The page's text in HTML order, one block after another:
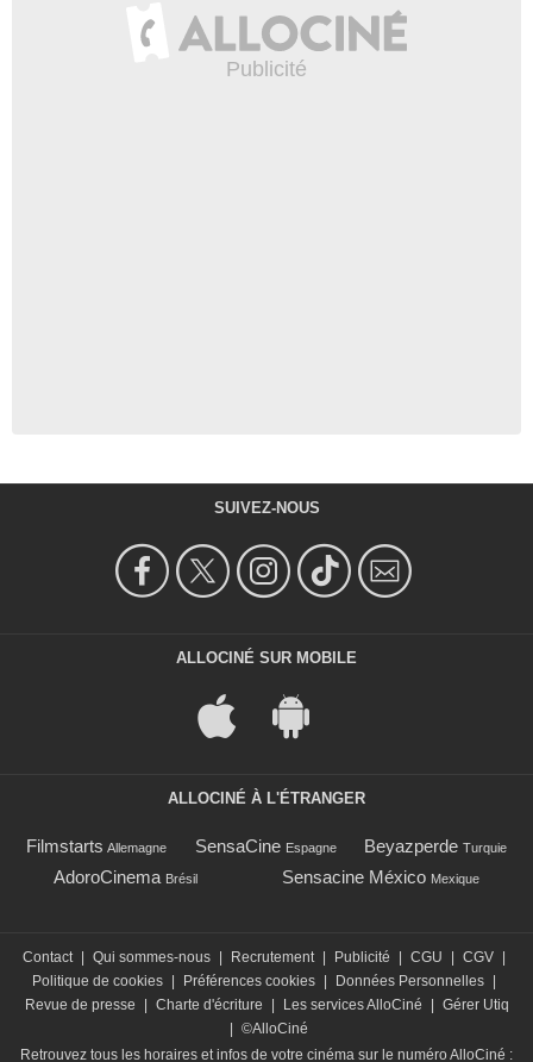
SUIVEZ-NOUS
ALLOCINÉ SUR MOBILE
ALLOCINÉ À L'ÉTRANGER
Filmstarts Allemagne SensaCine Espagne Beyazperde Turquie
AdoroCinema Brésil Sensacine México Mexique
Contact | Qui sommes-nous | Recrutement | Publicité | CGU | CGV |
Politique de cookies | Préférences cookies | Données Personnelles |
Revue de presse
| Charte d'écriture | Les services AlloCiné | Gérer Utiq
| ©AlloCiné
Retrouvez tous les horaires et infos de votre cinéma sur le numéro AlloCiné :